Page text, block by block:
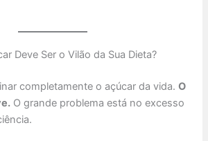
Deve Ser o Vilão da Sua Dieta?
completamente o açúcar da vida.O
O grande problema está no excesso